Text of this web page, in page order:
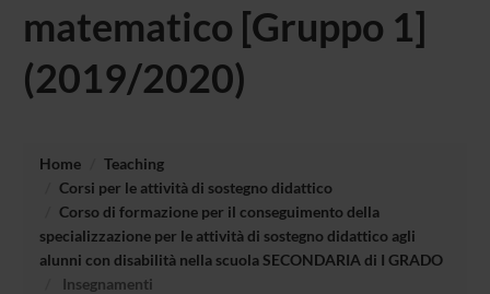
matematico [Gruppo 1]
(2019/2020)
Home
Teaching
Corsi per le attività di sostegno didattico
Corso di formazione per il conseguimento della
specializzazione per le attività di sostegno didattico agli
alunni con disabilità nella scuola SECONDARIA di I GRADO
Insegnamenti